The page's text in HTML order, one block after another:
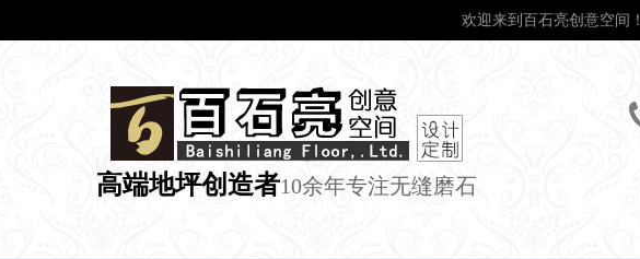
欢迎来到百石亮创意空间！
高端地坪创造者10余年专注无缝磨石